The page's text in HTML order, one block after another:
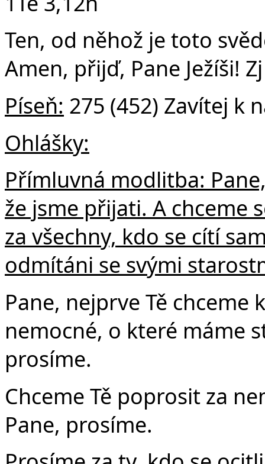
Ten, od něhož je toto
Amen, přijď, Pane Ježíši!
Píseň: 275 (452) Zavítej k
Ohlášky:
Přímluvná modlitba:
že jsme přijati. A chceme
za všechny, kdo se cítí
odmítáni se svými
Pane, nejprve Tě
nemocné, o které máme
prosíme.
Chceme Tě poprosit za
Pane, prosíme.